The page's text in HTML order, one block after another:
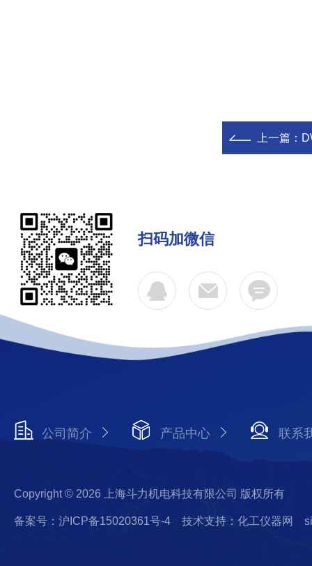
上一篇：
扫码加微信
公司简介 产品中心 联系
Copyright © 2026 上海斗力机电科技有限公司 版权所有
备案号：沪ICP备15020361号-4 技术支持：化工仪器网